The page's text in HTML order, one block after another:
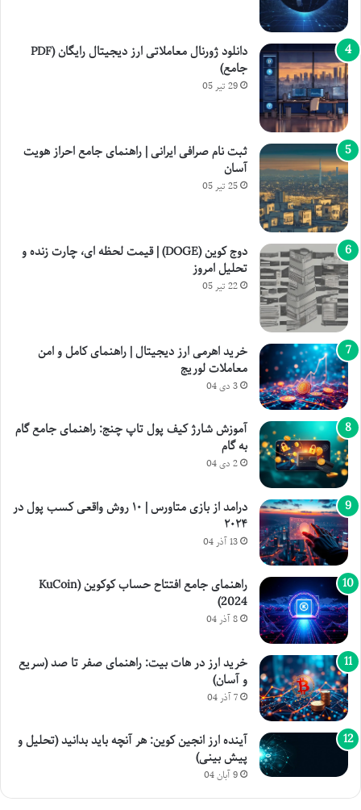
دانلود ژورنال معاملاتی ارز دیجیتال رایگان (PDF
جامع)
29 تیر 05
ثبت نام صرافی ایرانی | راهنمای جامع احراز هویت
آسان
25 تیر 05
دوج کوین (DOGE) | قیمت لحظه ای، چارت زنده و
تحلیل امروز
22 تیر 05
خرید اهرمی ارز دیجیتال | راهنمای کامل و امن
معاملات لوریج
3 دی 04
آموزش شارژ کیف پول تاپ چنج: راهنمای جامع گام
به گام
2 دی 04
درامد از بازی متاورس | ۱۰ روش واقعی کسب پول در
۲۰۲۴
13 آذر 04
راهنمای جامع افتتاح حساب کوکوین (KuCoin
2024)
8 آذر 04
خرید ارز در هات بیت: راهنمای صفر تا صد (سریع
و آسان)
7 آذر 04
آینده ارز انجین کوین: هر آنچه باید بدانید (تحلیل و
پیش بینی)
9 آبان 04